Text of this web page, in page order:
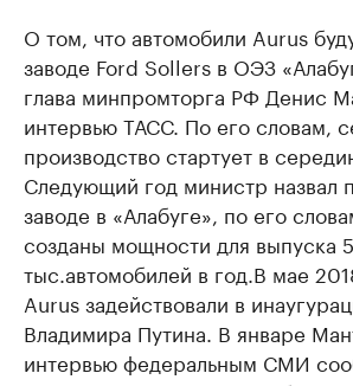
О том, что автомобили Aurus
заводе Ford Sollers в ОЭЗ
глава минпромторга РФ Денис
интервью ТАСС. По его словам,
производство стартует в
Следующий год министр назвал
заводе в «Алабуге», по его
созданы мощности для выпуска 5
тыс.автомобилей в год.В мае
Aurus задействовали в
Владимира Путина. В январе
интервью федеральным СМИ